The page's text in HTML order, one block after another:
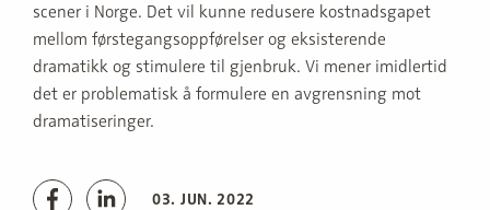
scener i Norge. Det vil kunne redusere kostnadsgapet
mellom førstegangsoppførelser og eksisterende
dramatikk og stimulere til gjenbruk. Vi mener imidlertid
det er problematisk å formulere en avgrensning mot
dramatiseringer.
03. JUN. 2022